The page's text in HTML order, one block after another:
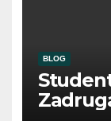
BLOG